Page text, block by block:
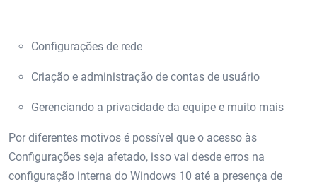
Configurações de rede
Criação e administração de contas de usuário
Gerenciando a privacidade da equipe e muito mais
Por diferentes motivos é possível que o acesso às
Configurações seja afetado, isso vai desde erros na
configuração interna do Windows 10 até a presença de